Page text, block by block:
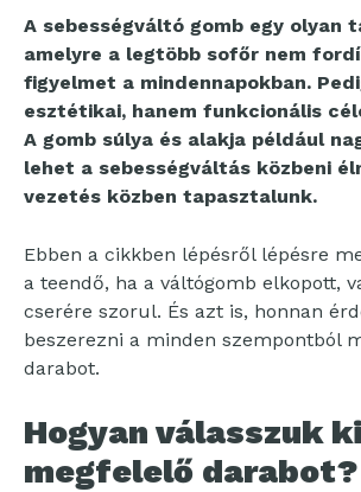
A sebességváltó gomb egy olyan
amelyre a legtöbb sofőr nem
figyelmet a mindennapokban.
esztétikai, hanem funkcionális
A gomb súlya és alakja például
lehet a sebességváltás közbeni
vezetés közben tapasztalunk.
Ebben a cikkben lépésről lépésre
a teendő, ha a váltógomb elkopott,
cserére szorul. És azt is, honnan
beszerezni a minden szempontból
darabot.
Hogyan válasszuk
megfelelő darabot?